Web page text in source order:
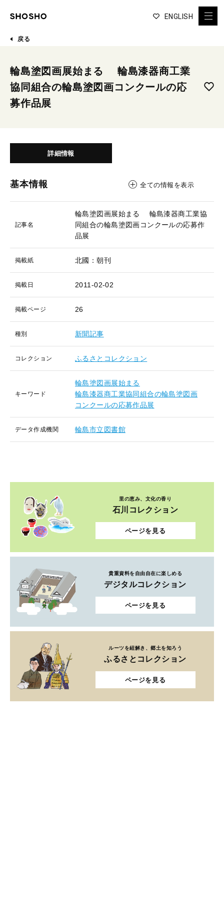
ENGLISH
戻る
輪島塗図画展始まる 輪島漆器商工業
協同組合の輪島塗図画コンクールの応
募作品展
詳細情報
基本情報 全ての情報を表示
記事名
輪島塗図画展始まる 輪島漆器商工業協
同組合の輪島塗図画コンクールの応募作
品展
掲載紙 北國：朝刊
掲載日 2011-02-02
掲載ページ 26
種別 新聞記事
コレクション ふるさとコレクション
キーワード
輪島塗図画展始まる
輪島漆器商工業協同組合の輪島塗図画
コンクールの応募作品展
データ作成機関 輪島市立図書館
里の恵み、文化の香り
石川コレクション
ページを見る
貴重資料を自由自在に楽しめる
デジタルコレクション
ページを見る
ルーツを紐解き、郷土を知ろう
ふるさとコレクション
ページを見る